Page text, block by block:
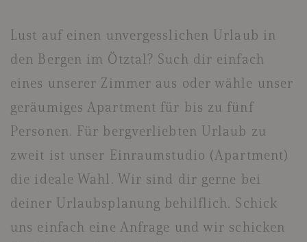
Lust auf einen unvergesslichen Urlaub in
den Bergen im Ötztal? Such dir einfach
eines unserer Zimmer aus oder wähle unser
geräumiges Apartment für bis zu fünf
Personen. Für bergverliebten Urlaub zu
zweit ist unser Einraumstudio (Apartment)
die ideale Wahl. Wir sind dir gerne bei
deiner Urlaubsplanung behilflich. Schick
uns einfach eine Anfrage und wir schicken